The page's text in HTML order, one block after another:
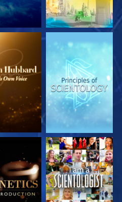
DE SERIE VERKEN DE SERIE
DE SERIE KIJK